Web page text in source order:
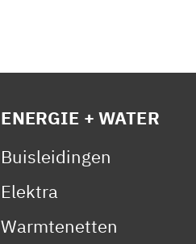
ENERGIE + WATER
Buisleidingen
Elektra
Warmtenetten